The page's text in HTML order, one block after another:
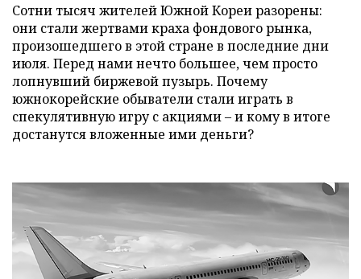
Сотни тысяч жителей Южной Кореи разорены:
они стали жертвами краха фондового рынка,
произошедшего в этой стране в последние дни
июля. Перед нами нечто большее, чем просто
лопнувший биржевой пузырь. Почему
южнокорейские обыватели стали играть в
спекулятивную игру с акциями – и кому в итоге
достанутся вложенные ими деньги?